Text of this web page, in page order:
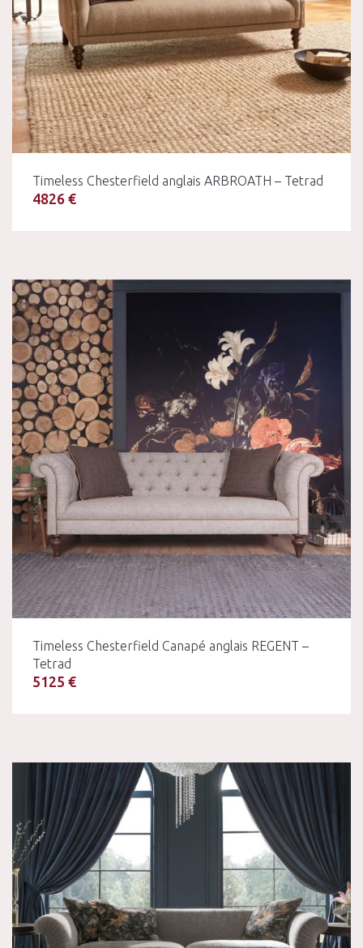
Timeless Chesterfield anglais ARBROATH – Tetrad
4826 €
Timeless Chesterfield Canapé anglais REGENT –
Tetrad
5125 €